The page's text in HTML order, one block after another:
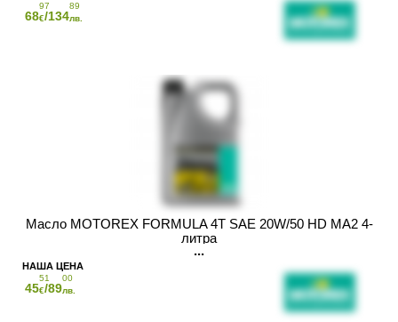
68
97
€/134
89
лв.
Масло MOTOREX FORMULA 4T SAE 20W/50 HD MA2 4-
литра
45
51
€/89
00
лв.